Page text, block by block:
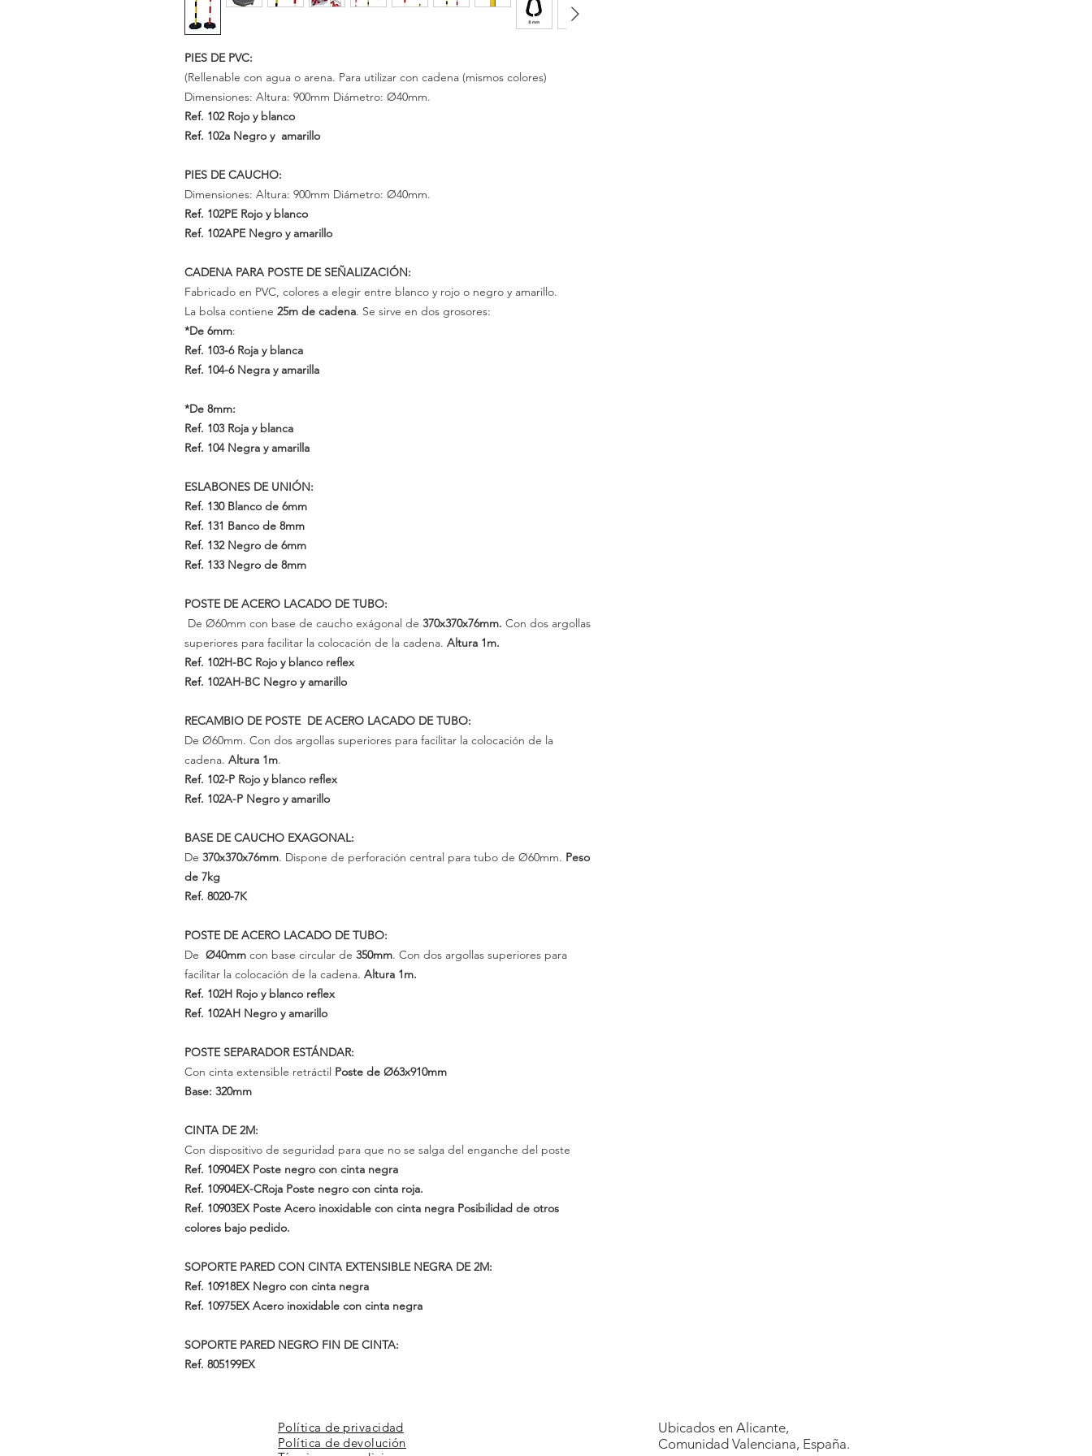
PIES DE PVC:
(Rellenable con agua o arena. Para utilizar con cadena (mismos colores)
Dimensiones: Altura: 900mm Diámetro: Ø40mm.
Ref. 102 Rojo y blanco
Ref. 102a Negro y amarillo
PIES DE CAUCHO:
Dimensiones: Altura: 900mm Diámetro: Ø40mm.
Ref. 102PE Rojo y blanco
Ref. 102APE Negro y amarillo
CADENA PARA POSTE DE SEÑALIZACIÓN:
Fabricado en PVC, colores a elegir entre blanco y rojo o negro y amarillo.
La bolsa contiene 25m de cadena. Se sirve en dos grosores:
*De 6mm:
Ref. 103-6 Roja y blanca
Ref. 104-6 Negra y amarilla
*De 8mm:
Ref. 103 Roja y blanca
Ref. 104 Negra y amarilla
ESLABONES DE UNIÓN:
Ref. 130 Blanco de 6mm
Ref. 131 Banco de 8mm
Ref. 132 Negro de 6mm
Ref. 133 Negro de 8mm
POSTE DE ACERO LACADO DE TUBO:
De Ø60mm con base de caucho exágonal de 370x370x76mm. Con dos argollas
superiores para facilitar la colocación de la cadena. Altura 1m.
Ref. 102H-BC Rojo y blanco reflex
Ref. 102AH-BC Negro y amarillo
RECAMBIO DE POSTE DE ACERO LACADO DE TUBO:
De Ø60mm. Con dos argollas superiores para facilitar la colocación de la
cadena. Altura 1m.
Ref. 102-P Rojo y blanco reflex
Ref. 102A-P Negro y amarillo
BASE DE CAUCHO EXAGONAL:
De 370x370x76mm. Dispone de perforación central para tubo de Ø60mm. Peso
de 7kg
Ref. 8020-7K
POSTE DE ACERO LACADO DE TUBO:
De Ø40mm con base circular de 350mm. Con dos argollas superiores para
facilitar la colocación de la cadena. Altura 1m.
Ref. 102H Rojo y blanco reflex
Ref. 102AH Negro y amarillo
POSTE SEPARADOR ESTÁNDAR:
Con cinta extensible retráctil Poste de Ø63x910mm
Base: 320mm
CINTA DE 2M:
Con dispositivo de seguridad para que no se salga del enganche del poste
Ref. 10904EX Poste negro con cinta negra
Ref. 10904EX-CRoja Poste negro con cinta roja.
Ref. 10903EX Poste Acero inoxidable con cinta negra Posibilidad de otros
colores bajo pedido.
SOPORTE PARED CON CINTA EXTENSIBLE NEGRA DE 2M:
Ref. 10918EX Negro con cinta negra
Ref. 10975EX Acero inoxidable con cinta negra
SOPORTE PARED NEGRO FIN DE CINTA:
Ref. 805199EX
Política de privacidad
Política de devolución
Ubicados en Alicante,
Comunidad Valenciana, España.